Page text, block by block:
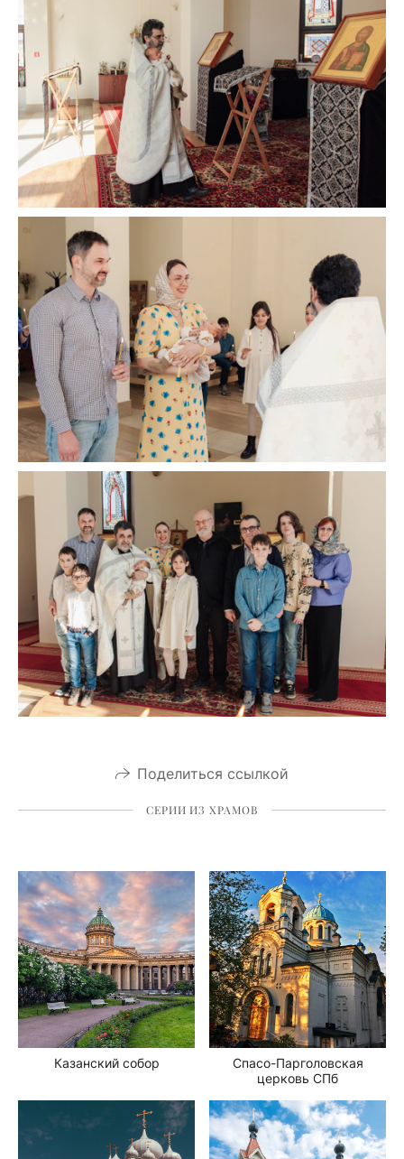
Поделиться ссылкой
СЕРИИ ИЗ ХРАМОВ
Казанский собор
Спасо-Парголовская
церковь СПб